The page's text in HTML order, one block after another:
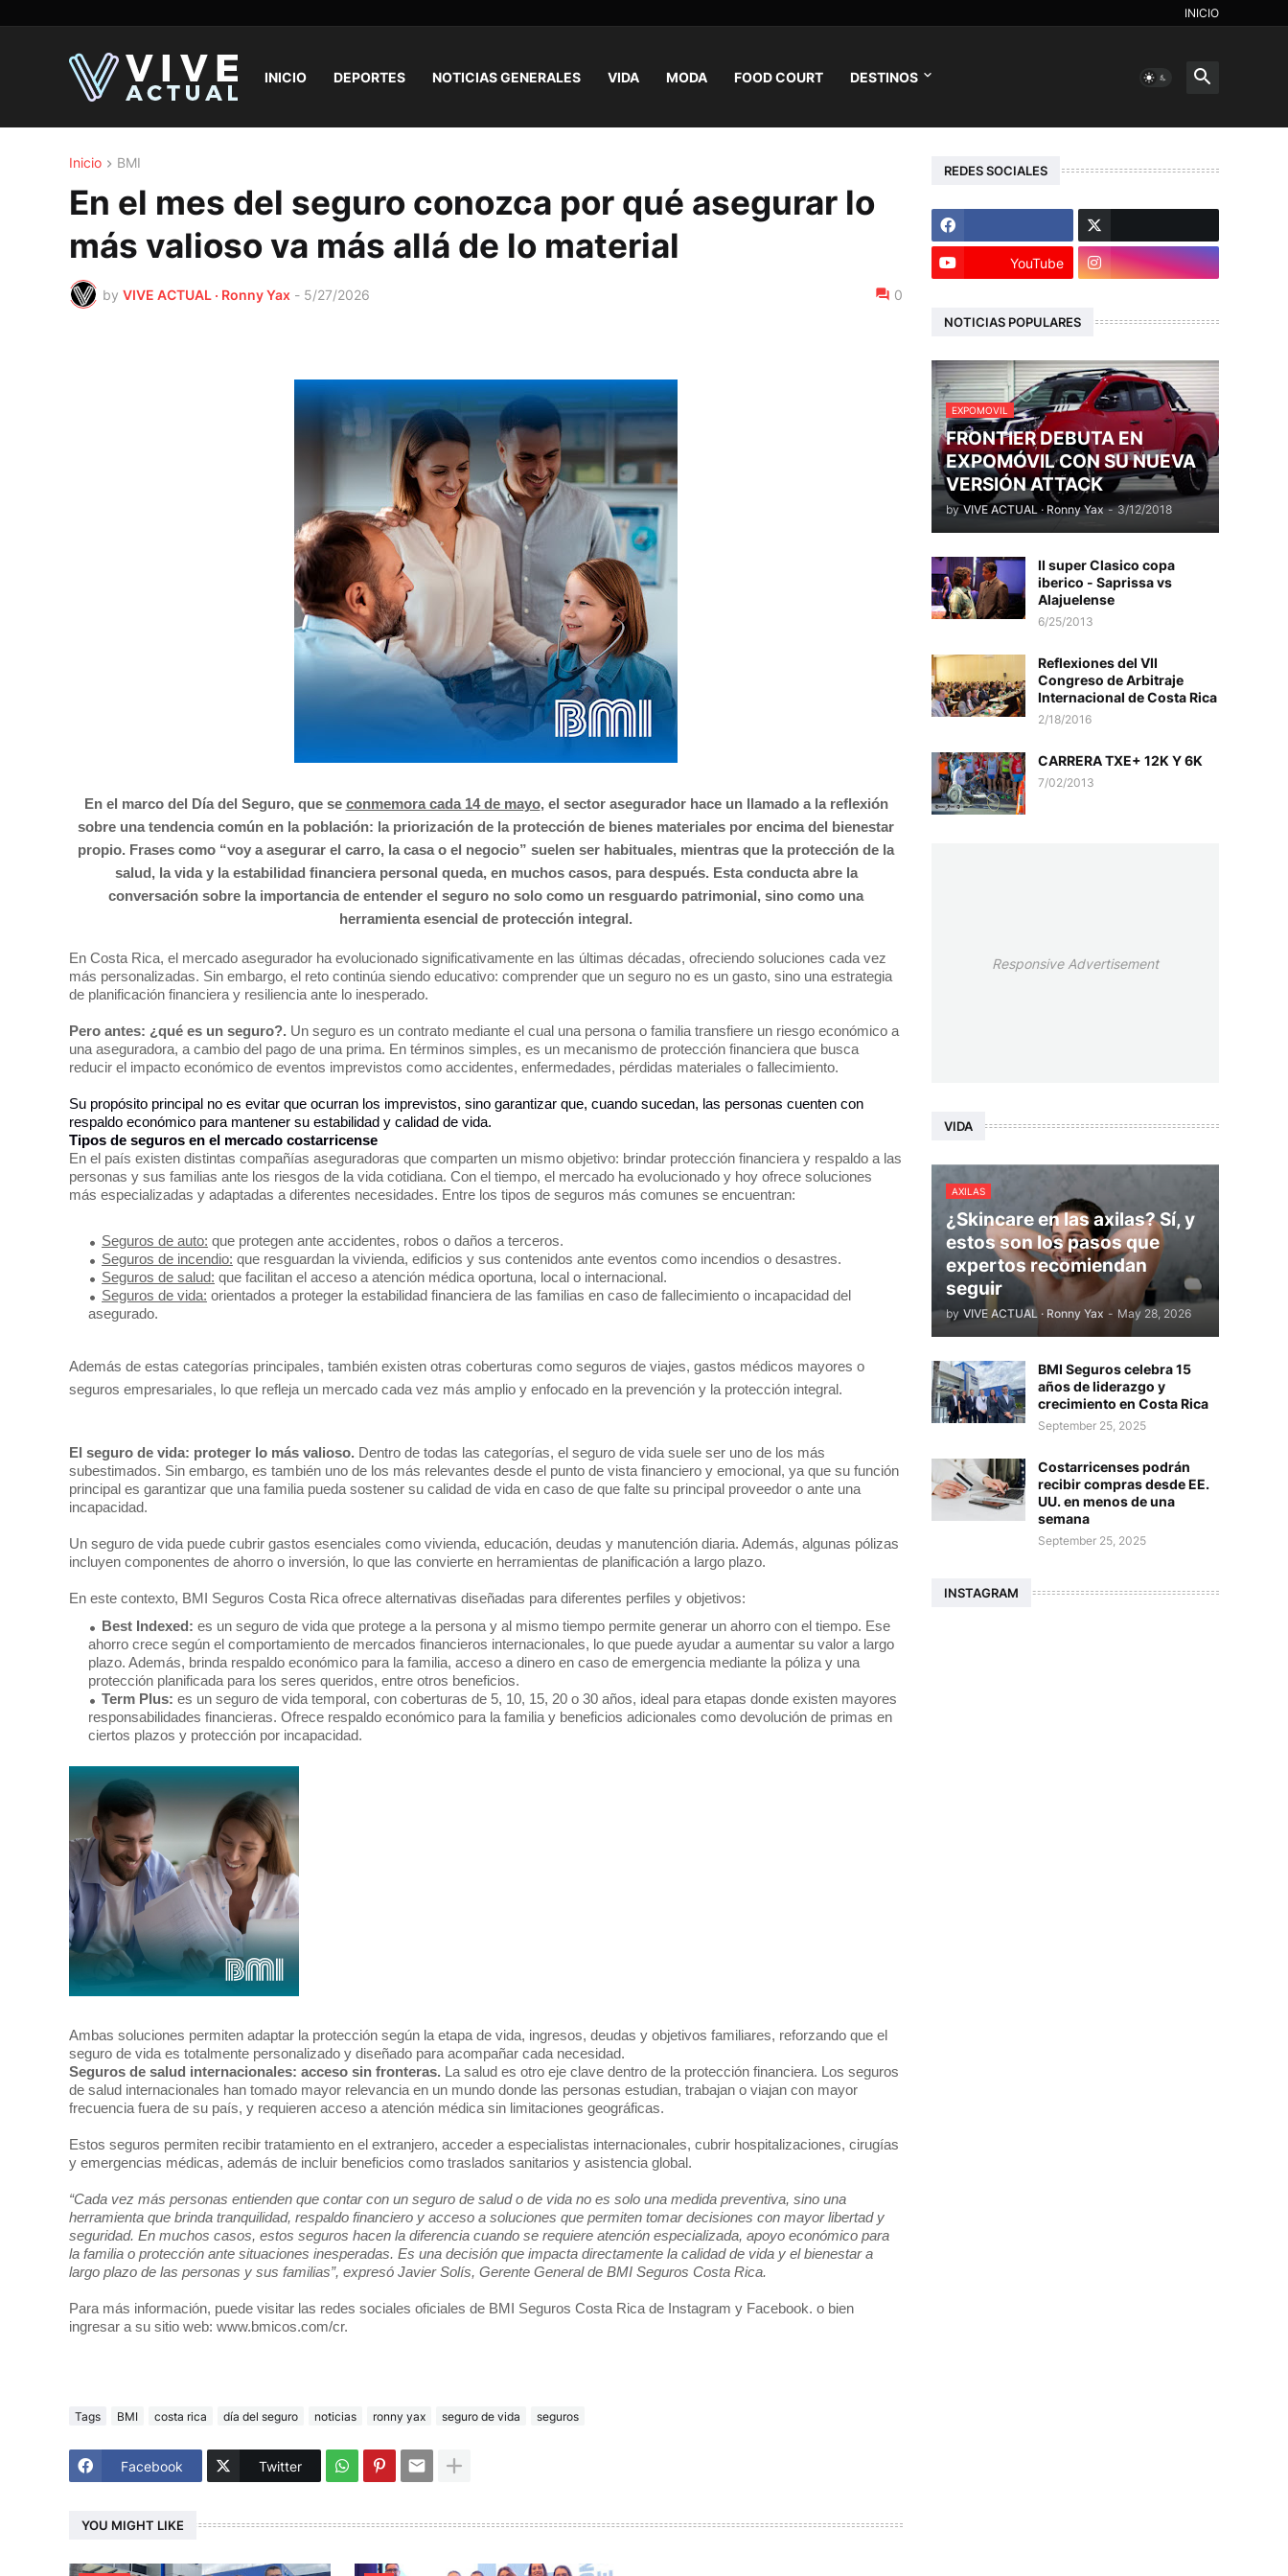
INICIO
INICIO DEPORTES NOTICIAS GENERALES VIDA MODA FOOD COURT DESTINOS
Inicio BMI
En el mes del seguro conozca por qué asegurar lo
más valioso va más allá de lo material
by VIVE ACTUAL · Ronny Yax - 5/27/2026 0
En el marco del Día del Seguro, que se conmemora cada 14 de mayo, el sector asegurador hace un llamado a la reflexión
sobre una tendencia común en la población: la priorización de la protección de bienes materiales por encima del bienestar
propio. Frases como “voy a asegurar el carro, la casa o el negocio” suelen ser habituales, mientras que la protección de la
salud, la vida y la estabilidad financiera personal queda, en muchos casos, para después. Esta conducta abre la
conversación sobre la importancia de entender el seguro no solo como un resguardo patrimonial, sino como una
herramienta esencial de protección integral.
En Costa Rica, el mercado asegurador ha evolucionado significativamente en las últimas décadas, ofreciendo soluciones cada vez
más personalizadas. Sin embargo, el reto continúa siendo educativo: comprender que un seguro no es un gasto, sino una estrategia
de planificación financiera y resiliencia ante lo inesperado.
Pero antes: ¿qué es un seguro?. Un seguro es un contrato mediante el cual una persona o familia transfiere un riesgo económico a
una aseguradora, a cambio del pago de una prima. En términos simples, es un mecanismo de protección financiera que busca
reducir el impacto económico de eventos imprevistos como accidentes, enfermedades, pérdidas materiales o fallecimiento.
Su propósito principal no es evitar que ocurran los imprevistos, sino garantizar que, cuando sucedan, las personas cuenten con
respaldo económico para mantener su estabilidad y calidad de vida.
Tipos de seguros en el mercado costarricense
En el país existen distintas compañías aseguradoras que comparten un mismo objetivo: brindar protección financiera y respaldo a las
personas y sus familias ante los riesgos de la vida cotidiana. Con el tiempo, el mercado ha evolucionado y hoy ofrece soluciones
más especializadas y adaptadas a diferentes necesidades. Entre los tipos de seguros más comunes se encuentran:
Seguros de auto: que protegen ante accidentes, robos o daños a terceros.
Seguros de incendio: que resguardan la vivienda, edificios y sus contenidos ante eventos como incendios o desastres.
Seguros de salud: que facilitan el acceso a atención médica oportuna, local o internacional.
Seguros de vida: orientados a proteger la estabilidad financiera de las familias en caso de fallecimiento o incapacidad del
asegurado.
Además de estas categorías principales, también existen otras coberturas como seguros de viajes, gastos médicos mayores o
seguros empresariales, lo que refleja un mercado cada vez más amplio y enfocado en la prevención y la protección integral.
El seguro de vida: proteger lo más valioso. Dentro de todas las categorías, el seguro de vida suele ser uno de los más
subestimados. Sin embargo, es también uno de los más relevantes desde el punto de vista financiero y emocional, ya que su función
principal es garantizar que una familia pueda sostener su calidad de vida en caso de que falte su principal proveedor o ante una
incapacidad.
Un seguro de vida puede cubrir gastos esenciales como vivienda, educación, deudas y manutención diaria. Además, algunas pólizas
incluyen componentes de ahorro o inversión, lo que las convierte en herramientas de planificación a largo plazo.
En este contexto, BMI Seguros Costa Rica ofrece alternativas diseñadas para diferentes perfiles y objetivos:
Best Indexed: es un seguro de vida que protege a la persona y al mismo tiempo permite generar un ahorro con el tiempo. Ese
ahorro crece según el comportamiento de mercados financieros internacionales, lo que puede ayudar a aumentar su valor a largo
plazo. Además, brinda respaldo económico para la familia, acceso a dinero en caso de emergencia mediante la póliza y una
protección planificada para los seres queridos, entre otros beneficios.
Term Plus: es un seguro de vida temporal, con coberturas de 5, 10, 15, 20 o 30 años, ideal para etapas donde existen mayores
responsabilidades financieras. Ofrece respaldo económico para la familia y beneficios adicionales como devolución de primas en
ciertos plazos y protección por incapacidad.
Ambas soluciones permiten adaptar la protección según la etapa de vida, ingresos, deudas y objetivos familiares, reforzando que el
seguro de vida es totalmente personalizado y diseñado para acompañar cada necesidad.
Seguros de salud internacionales: acceso sin fronteras. La salud es otro eje clave dentro de la protección financiera. Los seguros
de salud internacionales han tomado mayor relevancia en un mundo donde las personas estudian, trabajan o viajan con mayor
frecuencia fuera de su país, y requieren acceso a atención médica sin limitaciones geográficas.
Estos seguros permiten recibir tratamiento en el extranjero, acceder a especialistas internacionales, cubrir hospitalizaciones, cirugías
y emergencias médicas, además de incluir beneficios como traslados sanitarios y asistencia global.
“Cada vez más personas entienden que contar con un seguro de salud o de vida no es solo una medida preventiva, sino una
herramienta que brinda tranquilidad, respaldo financiero y acceso a soluciones que permiten tomar decisiones con mayor libertad y
seguridad. En muchos casos, estos seguros hacen la diferencia cuando se requiere atención especializada, apoyo económico para
la familia o protección ante situaciones inesperadas. Es una decisión que impacta directamente la calidad de vida y el bienestar a
largo plazo de las personas y sus familias”, expresó Javier Solís, Gerente General de BMI Seguros Costa Rica.
Para más información, puede visitar las redes sociales oficiales de BMI Seguros Costa Rica de Instagram y Facebook. o bien
ingresar a su sitio web: www.bmicos.com/cr.
Tags BMI costa rica día del seguro noticias ronny yax seguro de vida seguros
Facebook Twitter
YOU MIGHT LIKE
REDES SOCIALES
YouTube
NOTICIAS POPULARES
EXPOMOVIL
FRONTIER DEBUTA EN
EXPOMÓVIL CON SU NUEVA
VERSIÓN ATTACK
by VIVE ACTUAL · Ronny Yax - 3/12/2018
II super Clasico copa
iberico - Saprissa vs
Alajuelense
6/25/2013
Reflexiones del VII
Congreso de Arbitraje
Internacional de Costa Rica
2/18/2016
CARRERA TXE+ 12K Y 6K
7/02/2013
Responsive Advertisement
VIDA
AXILAS
¿Skincare en las axilas? Sí, y
estos son los pasos que
expertos recomiendan
seguir
by VIVE ACTUAL · Ronny Yax - May 28, 2026
BMI Seguros celebra 15
años de liderazgo y
crecimiento en Costa Rica
September 25, 2025
Costarricenses podrán
recibir compras desde EE.
UU. en menos de una
semana
September 25, 2025
INSTAGRAM